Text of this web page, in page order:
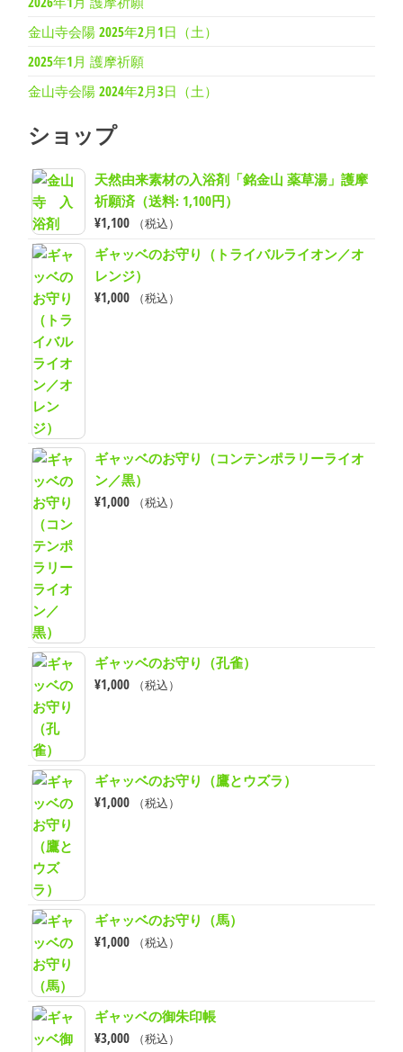
金山寺会陽 2025年2月1日（土）
2025年1月 護摩祈願
金山寺会陽 2024年2月3日（土）
ショップ
天然由来素材の入浴剤「銘金山 薬草湯」護摩
祈願済（送料: 1,100円）
¥1,100 （税込）
ギャッベのお守り（トライバルライオン／オ
レンジ）
¥1,000 （税込）
ギャッベのお守り（コンテンポラリーライオ
ン／黒）
¥1,000 （税込）
ギャッベのお守り（孔雀）
¥1,000 （税込）
ギャッベのお守り（鷹とウズラ）
¥1,000 （税込）
ギャッベのお守り（馬）
¥1,000 （税込）
ギャッベの御朱印帳
¥3,000 （税込）